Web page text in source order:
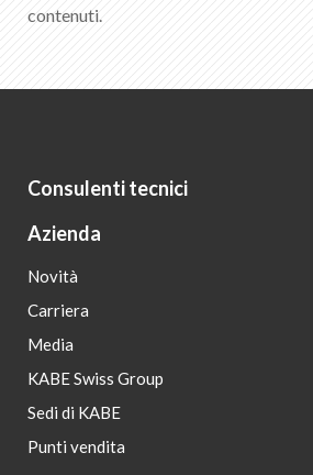
contenuti.
Consulenti tecnici
Azienda
Novità
Carriera
Media
KABE Swiss Group
Sedi di KABE
Punti vendita